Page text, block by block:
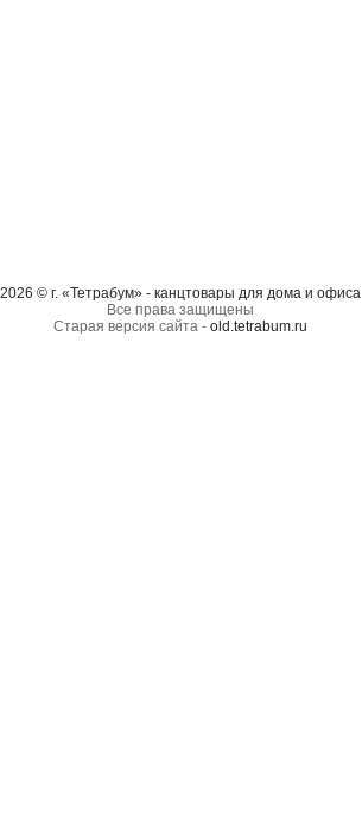
2026 © г. «Тетрабум» - канцтовары для дома и офиса
Все права защищены
Старая версия сайта - old.tetrabum.ru